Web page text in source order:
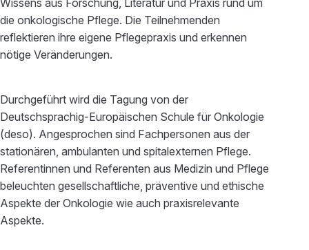
Wissens aus Forschung, Literatur und Praxis rund um
die onkologische Pflege. Die Teilnehmenden
reflektieren ihre eigene Pflegepraxis und erkennen
nötige Veränderungen.
Durchgeführt wird die Tagung von der
Deutschsprachig-Europäischen Schule für Onkologie
(deso). Angesprochen sind Fachpersonen aus der
stationären, ambulanten und spitalexternen Pflege.
Referentinnen und Referenten aus Medizin und Pflege
beleuchten gesellschaftliche, präventive und ethische
Aspekte der Onkologie wie auch praxisrelevante
Aspekte.